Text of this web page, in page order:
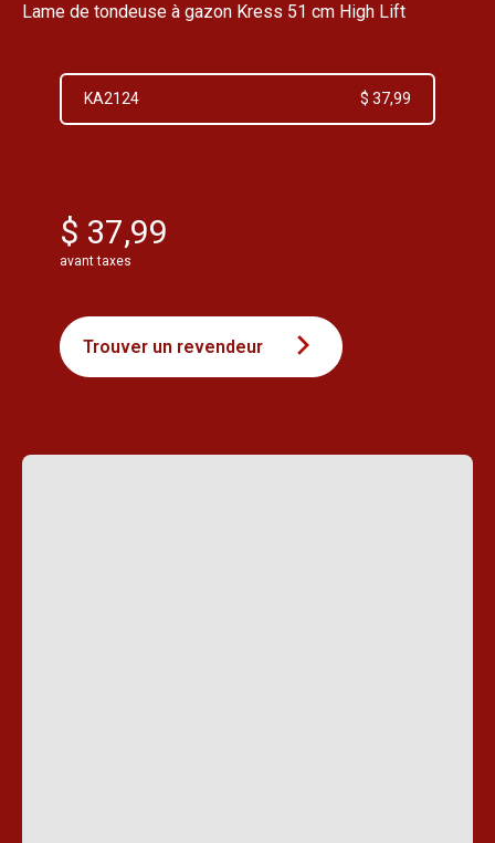
Lame de tondeuse à gazon Kress 51 cm High Lift
KA2124 $ 37,99
$ 37,99
avant taxes
Trouver un revendeur